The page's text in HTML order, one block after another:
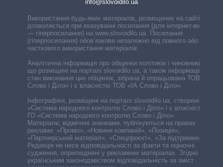
info@slovoidilo.ua
Використання будь-яких матеріалів, розміщених на сайті,
дозволяється при вказуванні посилання (для інтернет-видань
— гіперпосилання) на www.slovoidilo.ua. Посилання
(гіперпосилання) обов’язкове незалежно від повного або
часткового використання матеріалів.
Аналітична інформація про обіцянки політиків і чиновників,
що розміщені на порталі slovoidilo.ua, а також інформація про
стан виконання цих обіцянок, зібрана й опрацьована ТОВ «ІА
Слово і Діло» і є власністю ТОВ «ІА Слово і Діло».
Інфографіки, розміщені на порталі slovoidilo.ua, створені ГО
«Система народного контролю Слово і Діло» і є власністю
ГО «Система народного контролю Слово і Діло».
Матеріали, відмічені значками, публікуються на правах
реклами: «Промо», «Новини компаній», «Позиція»,
«Партнерський матеріал», «Спецпроєкт», «За підтримки».
Редакція не несе відповідальності за факти та оціночні
судження, оприлюднені у рекламних матеріалах. Згідно з
українським законодавством відповідальність за зміст